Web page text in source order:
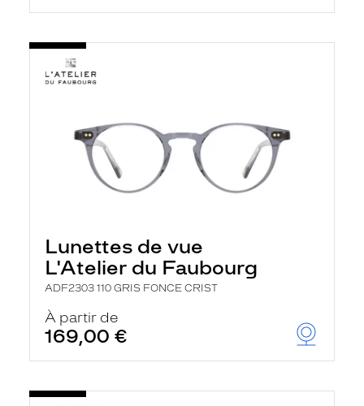
Lunettes de vue
L'Atelier du Faubourg
ADF2303 110 GRIS FONCE CRIST
À partir de
169,00 €